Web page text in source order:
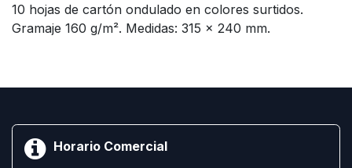
10 hojas de cartón ondulado en colores surtidos.
Gramaje 160 g/m². Medidas: 315 x 240 mm.
Horario Comercial